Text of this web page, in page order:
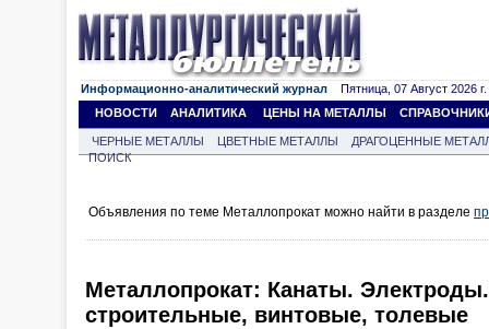
Информационно-аналитический журнал Пятница, 07 Август 2026 г.
НОВОСТИ
АНАЛИТИКА ЦЕНЫ НА МЕТАЛЛЫ
ЧЕРНЫЕ МЕТАЛЛЫ ЦВЕТНЫЕ МЕТАЛЛЫ
ДРАГОЦЕННЫЕ
ПОИСК
Объявления по теме Металлопрокат можно найти в разделе
Металлопрокат: Канаты.
строительные, винтовые, толевые